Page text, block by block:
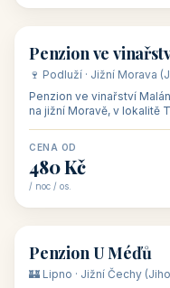
🏡 penzion
Penzion ve
🍷 Podluží · Jižní Morava
Penzion ve vinařství
na jižní Moravě, v lokalitě
CENA OD
480 Kč
/ noc / os.
🏡 penzion
Penzion U Méďů
🏰 Lipno · Jižní Čechy